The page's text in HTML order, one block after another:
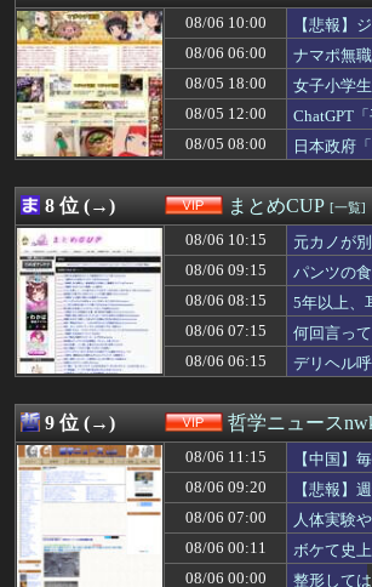
08/06 08:08
大学生のキモオタはな
08/06 08:05
【超愕】皮膚科の薬す
08/06 08:03
【ロマン】世界を動か
08/06 08:03
ワイ、キンタマが腫れ
08/06 08:01
【動画】新型のさすま
08/06 08:00
【画像】日本さん、避
08/06 08:00
【朗報】中華アニメ、
08/06 08:00
【画像】あのちゃん、な
08/06 08:00
K-POPアイドルの約半
08/06 08:00
【画像】どのママのお●
08/06 07:50
【閲覧注意】大阪の治
08/06 07:50
シャウエッセン公式、
08/06 07:45
【画像】あのちゃん、
08/06 07:40
【悲報】公立中学校の
08/06 07:39
お台場って昔ほど賑わ
08/06 07:34
【画像】長瀬智也が“ス
08/06 07:33
【画像】爆乳美女、今
08/06 07:30
【画像】スレンダー美
08/06 07:30
人気av女優が熊本震災
08/06 07:25
【驚愕】わい、ペニス
08/06 07:20
ワイ、朝礼でドモり発
何回言っても理解しな
08/06 07:12
「グレーな案件やるか
08/06 07:10
【悲報】食用コオロギ
08/06 10:00
【悲報】
08/06 06:00
ナマポ無
08/05 18:00
女子小学
08/05 12:00
ChatGPT
08/05 08:00
日本政府
8 位 (→) まとめCUP [一覧]
08/06 10:15
元カノが
08/06 09:15
パンツの
08/06 08:15
5年以上、
08/06 07:15
何回言っ
08/06 06:15
デリヘル
9 位 (→) 哲学ニュース
08/06 11:15
【中国】
08/06 09:20
【悲報】
08/06 07:00
人体実験
08/06 00:11
ボケて史
08/06 00:00
整形して